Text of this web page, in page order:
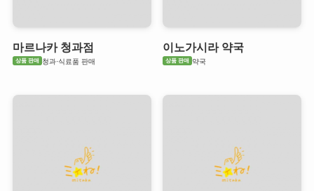
마르나카 청과점
상품 판매 청과·식료품 판매
이노가시라 약국
상품 판매 약국